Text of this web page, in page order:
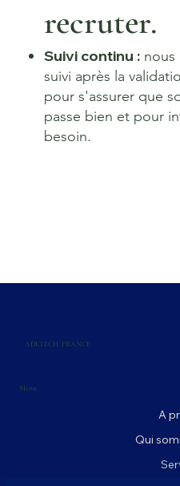
recruter.
Suivi continu :nous
suivi après la
pour s'assurer que
passe bien et pour
besoin.
ADLTECH FRANCE
Menu
A
Qui